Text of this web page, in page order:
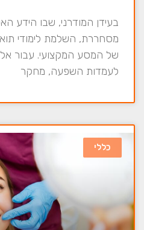
בעידן המודרני, שבו הידע
מסחררת, השלמת לימודי
של המסע המקצועי. עבור
לעמדות השפעה, מחקר
כללי